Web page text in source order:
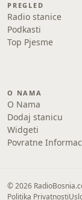
PREGLED
Radio stanice
Podkasti
Top Pjesme
O NAMA
O Nama
Dodaj stanicu
Widgeti
Povratne
© 2026
Politika Privatnosti